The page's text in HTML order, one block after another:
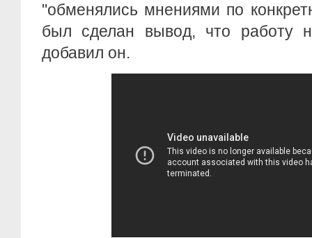
"обменялись мнениями по
был сделан вывод, что работу
добавил он.